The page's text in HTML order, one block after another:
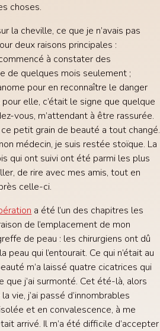
choses.
la cheville, ce que je n’avais pas
deux raisons principales :
à constater des
de quelques mois seulement ;
pour en reconnaître le danger
elle, c’était le signe que quelque
vous, m’attendant à être rassurée.
petit grain de beauté a tout changé.
médecin, je suis restée stoïque. La
qui ont suivi ont été parmi les plus
de rire avec mes amis, tout en
celle-ci.
a été l’un des chapitres les
de l’emplacement de mon
de peau : les chirurgiens ont dû
qui l’entourait. Ce qui n’était au
m’a laissé quatre cicatrices qui
que j’ai surmonté. Cet été-là, alors
vie, j’ai passé d’innombrables
et en convalescence, à me
arrivé. Il m’a été difficile d’accepter